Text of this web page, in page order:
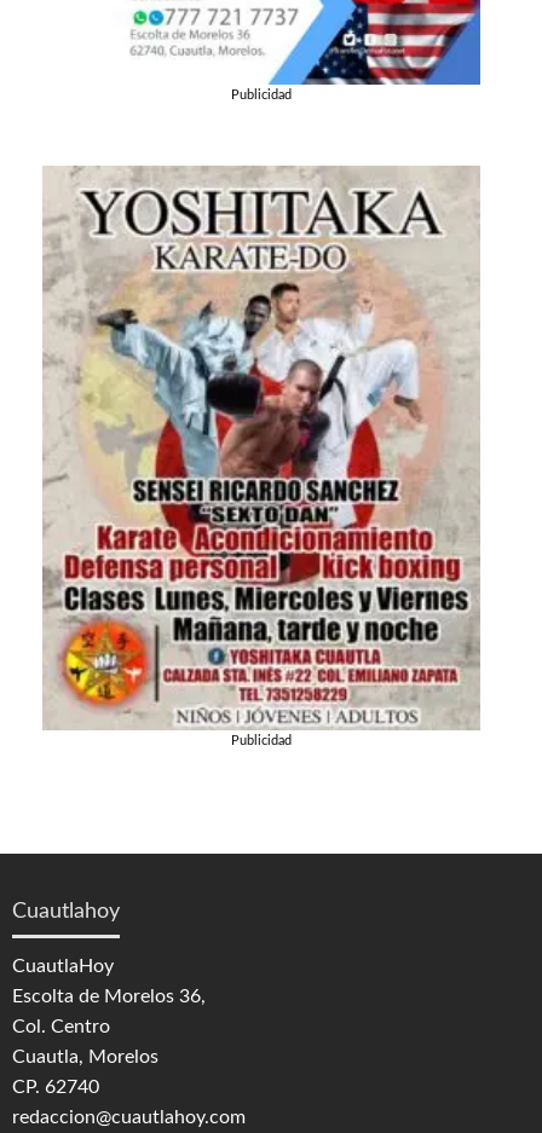
Publicidad
Publicidad
Cuautlahoy
CuautlaHoy
Escolta de Morelos 36,
Col. Centro
Cuautla, Morelos
CP. 62740
redaccion@cuautlahoy.com